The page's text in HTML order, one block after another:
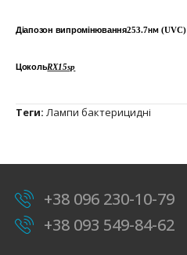
Діапозон випромінювання253.7нм(UVC)
ЦокольRX15sp
Теги: Лампи бактерицидні
+38 096 230-10-79
+38 093 549-84-62